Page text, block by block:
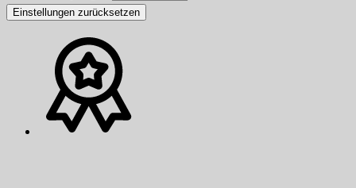
Einstellungen zurücksetzen